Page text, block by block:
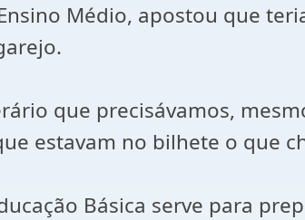
Médio, apostou que
que precisávamos,
estavam no bilhete o que
Básica serve para